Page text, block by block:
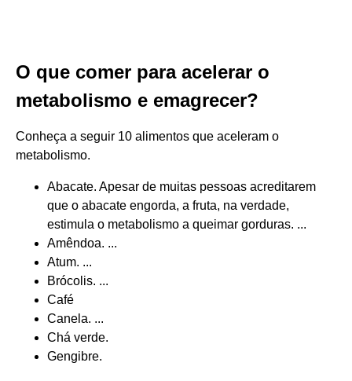
O que comer para acelerar o
metabolismo e emagrecer?
Conheça a seguir 10 alimentos que aceleram o
metabolismo.
Abacate. Apesar de muitas pessoas acreditarem
que o abacate engorda, a fruta, na verdade,
estimula o metabolismo a queimar gorduras. ...
Amêndoa. ...
Atum. ...
Brócolis. ...
Café
Canela. ...
Chá verde.
Gengibre.